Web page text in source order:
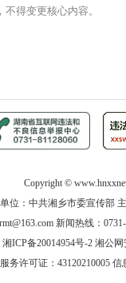
得变更核心内容。
Copyright ©
位：中共湘乡市委宣传部
新闻热线：
湘ICP备20014954号-2 湘公网
务许可证：43120210005信